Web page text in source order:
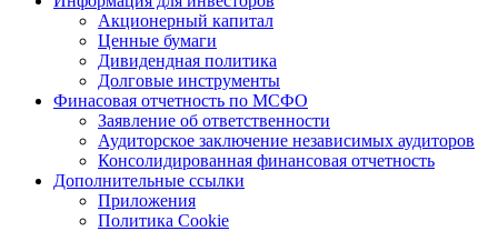
Акционерный капитал
Ценные бумаги
Дивидендная политика
Долговые инструменты
Финасовая отчетность по МСФО
Заявление об ответственности
Аудиторское заключение независимых аудиторов
Консолидированная финансовая отчетность
Дополнительные ссылки
Приложения
Политика Cookie